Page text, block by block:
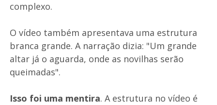
complexo.
O vídeo também apresentava uma estrutura
branca grande. A narração dizia: "Um grande
altar já o aguarda, onde as novilhas serão
queimadas".
Isso foi uma mentira. A estrutura no vídeo é